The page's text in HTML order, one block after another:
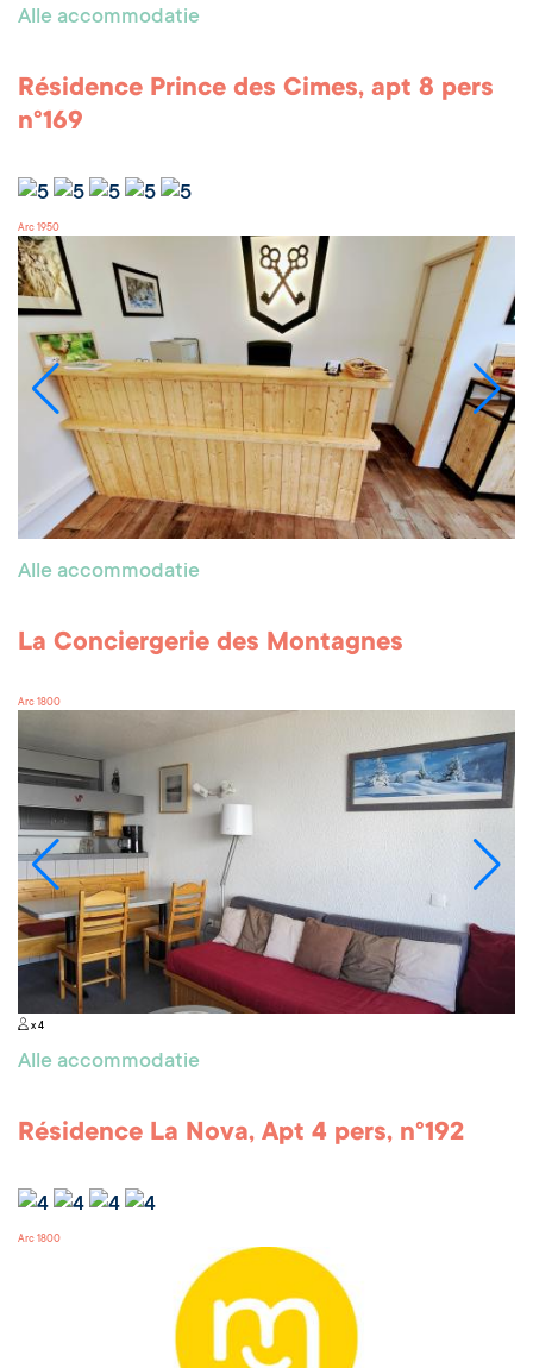
Alle accommodatie
Résidence Prince des Cimes, apt 8 pers
n°169
Arc 1950
Alle accommodatie
La Conciergerie des Montagnes
Arc 1800
x 4
Alle accommodatie
Résidence La Nova, Apt 4 pers, n°192
Arc 1800